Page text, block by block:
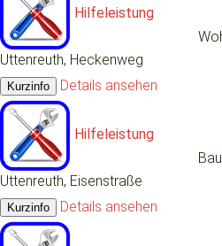
Hilfeleistung
Uttenreuth, Heckenweg
Details ansehen
Hilfeleistung
Uttenreuth, Eisenstraße
Details ansehen